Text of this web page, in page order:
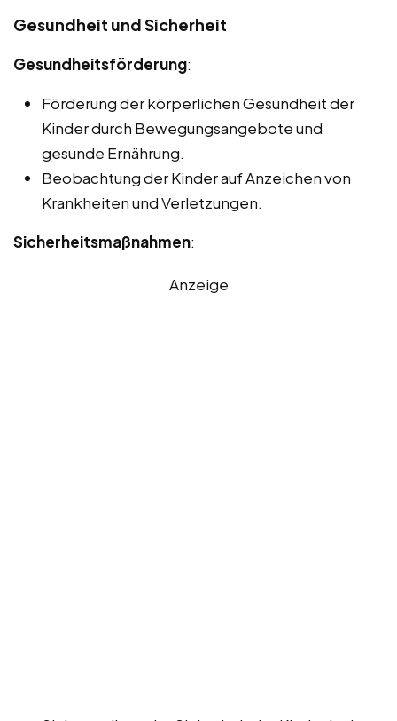
Gesundheit und Sicherheit
Gesundheitsförderung:
Förderung der körperlichen Gesundheit der
Kinder durch Bewegungsangebote und
gesunde Ernährung.
Beobachtung der Kinder auf Anzeichen von
Krankheiten und Verletzungen.
Sicherheitsmaßnahmen:
Anzeige